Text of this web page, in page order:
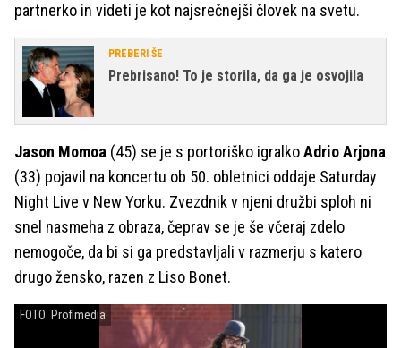
partnerko in videti je kot najsrečnejši človek na svetu.
PREBERI ŠE
Prebrisano! To je storila, da ga je osvojila
Jason Momoa (45) se je s portoriško igralkoAdrio Arjona
(33) pojavil na koncertu ob 50. obletnici oddaje Saturday
Night Live v New Yorku. Zvezdnik v njeni družbi sploh ni
snel nasmeha z obraza, čeprav se je še včeraj zdelo
nemogoče, da bi si ga predstavljali v razmerju s katero
drugo žensko, razen z Liso Bonet.
FOTO: Profimedia